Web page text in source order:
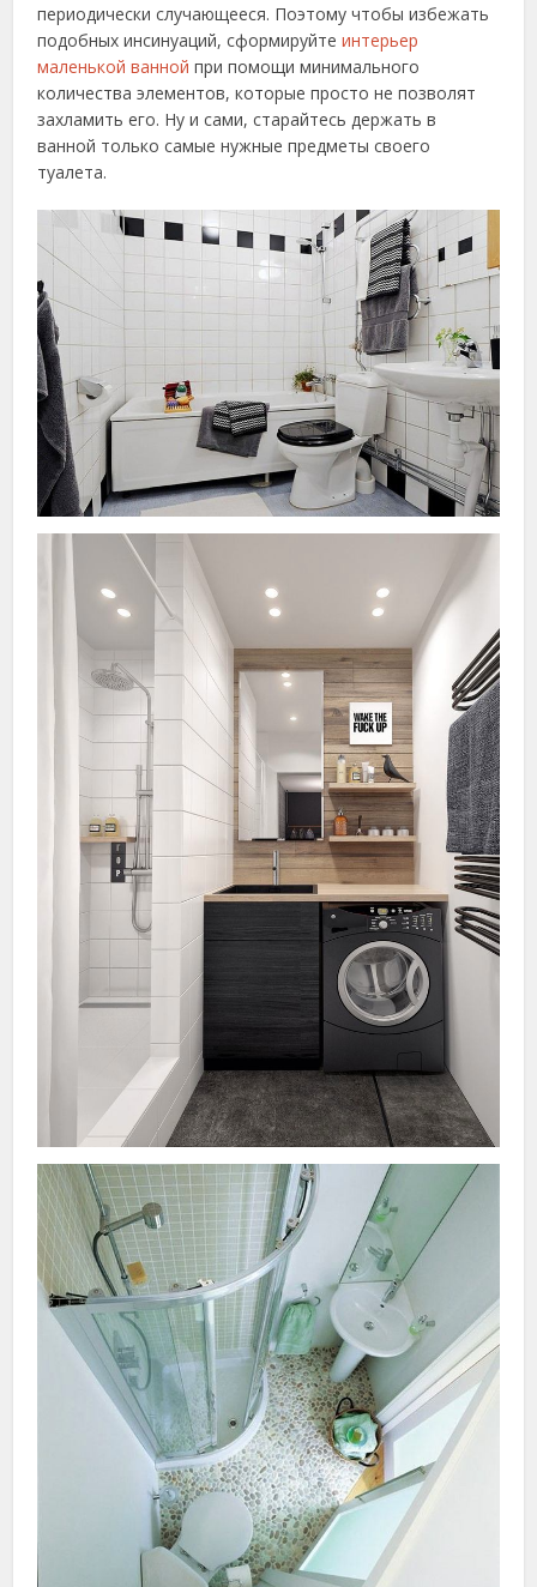
периодически случающееся. Поэтому чтобы избежать
подобных инсинуаций, сформируйтеинтерьер
маленькой ванной при помощи минимального
количества элементов, которые просто не позволят
захламить его. Ну и сами, старайтесь держать в
ванной только самые нужные предметы своего
туалета.